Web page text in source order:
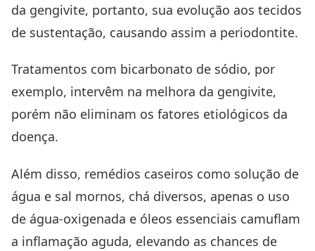
da gengivite, portanto, sua evolução aos tecidos
de sustentação, causando assim a periodontite.
Tratamentos com bicarbonato de sódio, por
exemplo, intervêm na melhora da gengivite,
porém não eliminam os fatores etiológicos da
doença.
Além disso, remédios caseiros como solução de
água e sal mornos, chá diversos, apenas o uso
de água-oxigenada e óleos essenciais camuflam
a inflamação aguda, elevando as chances de